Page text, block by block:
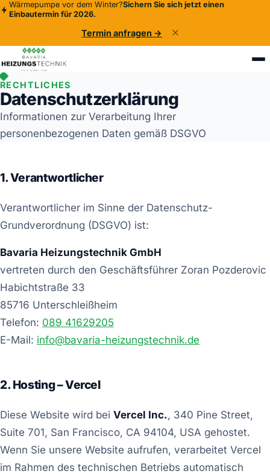
Wärmepumpe vor dem Winter?Sichern Sie sich jetzt einen
Einbautermin für 2026.
Termin anfragen →
RECHTLICHES
Datenschutzerklärung
Informationen zur Verarbeitung Ihrer
personenbezogenen Daten gemäß DSGVO
1. Verantwortlicher
Verantwortlicher im Sinne der Datenschutz-
Grundverordnung (DSGVO) ist:
Bavaria Heizungstechnik GmbH
vertreten durch den Geschäftsführer Zoran Pozderovic
Habichtstraße 33
85716 Unterschleißheim
Telefon: 089 41629205
E-Mail: info@bavaria-heizungstechnik.de
2. Hosting – Vercel
Diese Website wird bei Vercel Inc., 340 Pine Street,
Suite 701, San Francisco, CA 94104, USA gehostet.
Wenn Sie unsere Website aufrufen, verarbeitet Vercel
im Rahmen des technischen Betriebs automatisch